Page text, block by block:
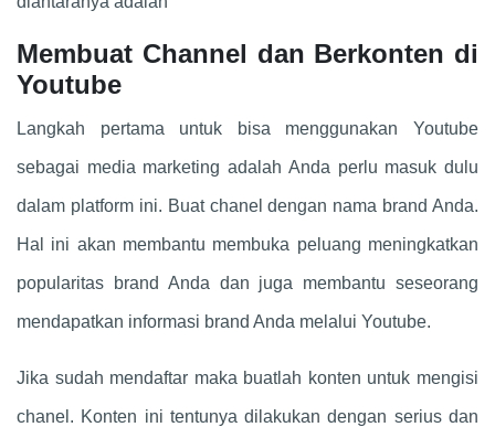
Membuat Channel dan Berkonten di
Youtube
Langkah pertama untuk bisa menggunakan Youtube
sebagai media marketing adalah Anda perlu masuk dulu
dalam platform ini. Buat chanel dengan nama brand Anda.
Hal ini akan membantu membuka peluang meningkatkan
popularitas brand Anda dan juga membantu seseorang
mendapatkan informasi brand Anda melalui Youtube.
Jika sudah mendaftar maka buatlah konten untuk mengisi
chanel. Konten ini tentunya dilakukan dengan serius dan